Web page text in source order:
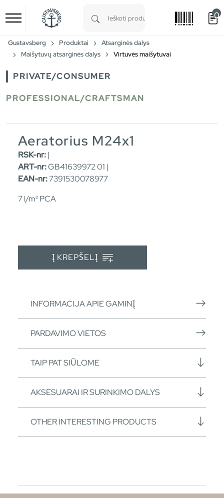
Skip to main content
0
Gustavsberg Produktai
Atsarginės dalys
Maišytuvų atsarginės dalys
Virtuvės maišytuvai
PRIVATE/CONSUMER
PROFESSIONAL/CRAFTSMAN
Aeratorius M24x1
RSK-nr:|
ART-nr:GB41639972 01 |
EAN-nr:7391530078977
7 l/m² PCA
Į KREPŠELĮ
INFORMACIJA APIE GAMINĮ
PARDAVIMO VIETOS
TAIP PAT SIŪLOME
AKSESUARAI IR SURINKIMO DALYS
OTHER INTERESTING PRODUCTS